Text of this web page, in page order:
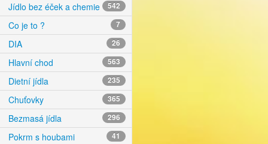
Jídlo bez éček a chemie 542
Co je to ? 7
DIA 26
Hlavní chod 563
Dietní jídla 235
Chuťovky 365
Bezmasá jídla 296
Pokrm s houbami 41